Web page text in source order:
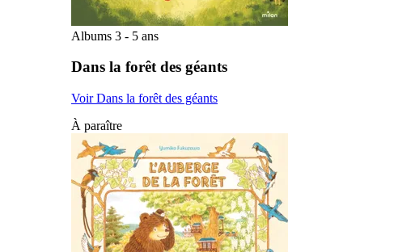
Albums 3 - 5 ans
Dans la forêt des géants
Voir Dans la forêt des géants
À paraître